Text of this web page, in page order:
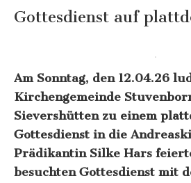
Gottesdienst auf
Am Sonntag, den 12.04.26
Kirchengemeinde
Sievershütten zu einem
Gottesdienst in die
Prädikantin Silke Hars
besuchten Gottesdienst mit